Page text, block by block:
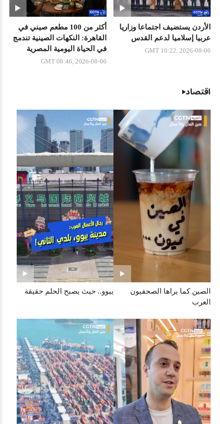
الأردن يستضيف اجتماعا وزاريا
عربيا إسلاميا لدعم القدس
GMT 10:22, 2026-08-06
أكثر من 100 مطعم صيني في
القاهرة: النكهات الصينية تندمج
في الحياة اليومية المصرية
GMT 08:46, 2026-08-06
اقتصاد
الصين كما يراها الصحفيون
العرب
ييوو.. حيث يصبح الحلم حقيقة